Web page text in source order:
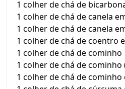
1 colher de chá de
1 colher de chá de canela
1 colher de chá de canela
1 colher de chá de coentro
1 colher de chá de cominho
1 colher de chá de cominho
1 colher de chá de cominho